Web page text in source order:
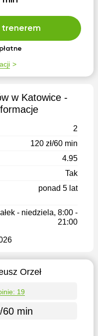
w Katowice -
2
120 zł/60 min
4.95
Tak
ponad 5 lat
- niedziela, 8:00 -
21:00
Orzeł
19
60 min